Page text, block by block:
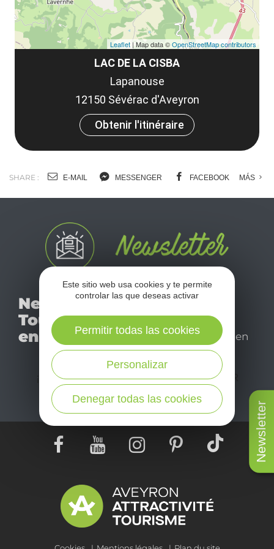
Newsletter
LAC DE LA CISBA
Lapanouse
12150 Sévérac d'Aveyron
Obtenir l'itinéraire
Leaflet | Map data ©OpenStreetMap contributors
SHARE : E-MAIL MESSENGER FACEBOOK MÁS
Newsletter
Tourismo
en Aveyron
No se pierda nuestro
disfrutar de su estancia en
el Aveyron.
¡SUSCRÍBASE A NUESTRO NEWSLETTER
AQUÍ!
Este sitio web usa cookies y te permite
controlar las que deseas activar
Denegar todas las cookies
Personalizar
Permitir todas las cookies